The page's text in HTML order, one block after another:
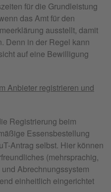
für die Grundleistung
das Amt für den
ausstellt, damit
Denn in der Regel kann
auf eine Bewilligung
Anbieter registrieren und
Registrierung beim
Essensbestellung
Antrag selbst. Hier können
(mehrsprachig,
Abrechnungssystem
einheitlich eingerichtet